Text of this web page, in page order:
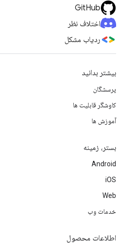
GitHub
اختلاف نظر
ردیاب مشکل
بیشتر بدانید
پرسشگان
کاوشگر قابلیت ها
آموزش ها
بستر، زمینه
Android
iOS
Web
خدمات وب
اطلاعات محصول